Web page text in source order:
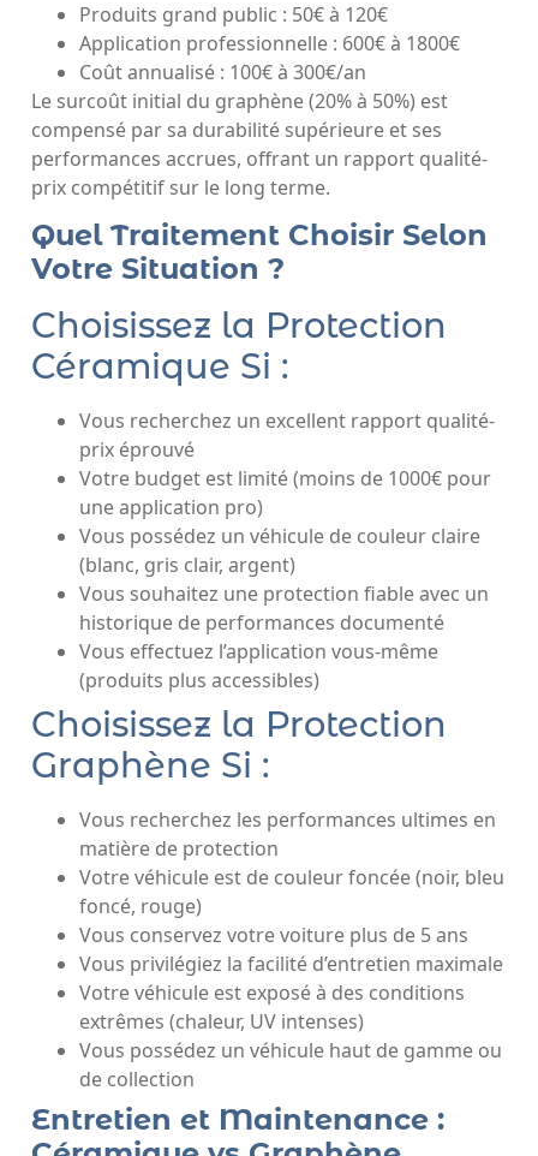
Produits grand public : 50€ à 120€
Application professionnelle : 600€ à 1800€
Coût annualisé : 100€ à 300€/an
Le surcoût initial du graphène (20% à 50%) est
compensé par sa durabilité supérieure et ses
performances accrues, offrant un rapport qualité-
prix compétitif sur le long terme.
Quel Traitement Choisir Selon
Votre Situation ?
Choisissez la Protection
Céramique Si :
Vous recherchez un excellent rapport qualité-
prix éprouvé
Votre budget est limité (moins de 1000€ pour
une application pro)
Vous possédez un véhicule de couleur claire
(blanc, gris clair, argent)
Vous souhaitez une protection fiable avec un
historique de performances documenté
Vous effectuez l’application vous-même
(produits plus accessibles)
Choisissez la Protection
Graphène Si :
Vous recherchez les performances ultimes en
matière de protection
Votre véhicule est de couleur foncée (noir, bleu
foncé, rouge)
Vous conservez votre voiture plus de 5 ans
Vous privilégiez la facilité d’entretien maximale
Votre véhicule est exposé à des conditions
extrêmes (chaleur, UV intenses)
Vous possédez un véhicule haut de gamme ou
de collection
Entretien et Maintenance :